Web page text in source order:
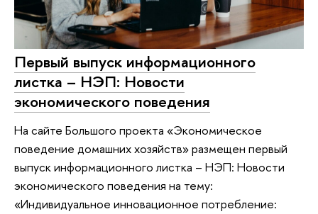
Первый выпуск информационного
листка – НЭП: Новости
экономического поведения
На сайте Большого проекта «Экономическое
поведение домашних хозяйств» размещен первый
выпуск информационного листка – НЭП: Новости
экономического поведения на тему:
«Индивидуальное инновационное потребление: